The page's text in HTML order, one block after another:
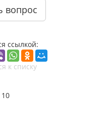
вопрос
ссылкой:
к списку